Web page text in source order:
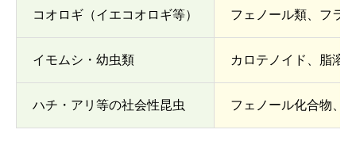
コオロギ（イエコオロギ等） フェノール類、フラ
イモムシ・幼虫類 カロテノイド、脂溶
ハチ・アリ等の社会性昆虫 フェノール化合物、